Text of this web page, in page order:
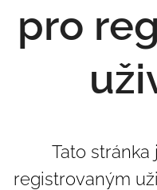
pro
Tato
registrovaným